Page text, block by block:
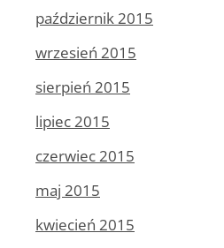
październik 2015
wrzesień 2015
sierpień 2015
lipiec 2015
czerwiec 2015
maj 2015
kwiecień 2015